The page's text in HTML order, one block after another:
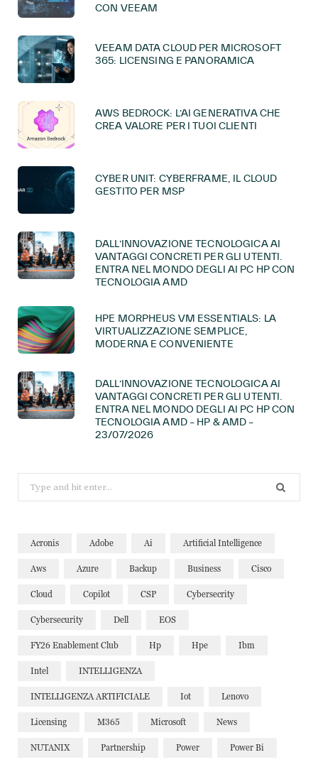
CON VEEAM
VEEAM DATA CLOUD PER MICROSOFT
365: LICENSING E PANORAMICA
AWS BEDROCK: L’AI GENERATIVA CHE
CREA VALORE PER I TUOI CLIENTI
CYBER UNIT: CYBERFRAME, IL CLOUD
GESTITO PER MSP
DALL’INNOVAZIONE TECNOLOGICA AI
VANTAGGI CONCRETI PER GLI UTENTI.
ENTRA NEL MONDO DEGLI AI PC HP CON
TECNOLOGIA AMD
HPE MORPHEUS VM ESSENTIALS: LA
VIRTUALIZZAZIONE SEMPLICE,
MODERNA E CONVENIENTE
DALL’INNOVAZIONE TECNOLOGICA AI
VANTAGGI CONCRETI PER GLI UTENTI.
ENTRA NEL MONDO DEGLI AI PC HP CON
TECNOLOGIA AMD – HP & AMD –
23/07/2026
for:
Acronis Adobe Ai Artificial Intelligence
Aws Azure Backup Business Cisco
Cloud Copilot CSP Cybersecrity
Cybersecurity Dell EOS
FY26 Enablement Club Hp Hpe Ibm
Intel INTELLIGENZA
INTELLIGENZA ARTIFICIALE Iot Lenovo
Licensing M365 Microsoft News
NUTANIX Partnership Power Power Bi